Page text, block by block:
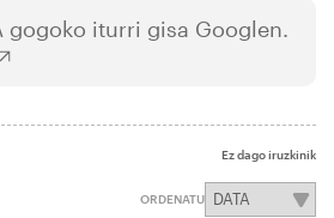
gogoko iturri gisa Googlen.
Ez dago iruzkinik
ORDENATU